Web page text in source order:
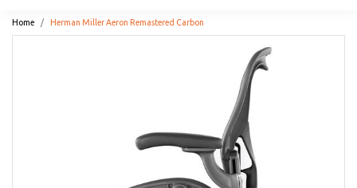
Home Herman Miller Aeron Remastered Carbon